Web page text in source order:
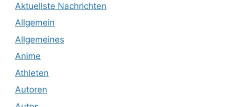
Aktuellste Nachrichten
Allgemein
Allgemeines
Anime
Athleten
Autoren